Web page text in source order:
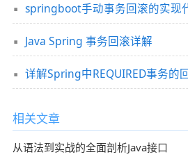
springboot手动事务回滚的实现
Java Spring 事务回滚详解
详解Spring中REQUIRED事务的
相关文章
从语法到实战的全面剖析Java接口